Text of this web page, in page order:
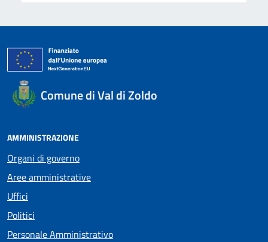
Comune di Val di Zoldo
AMMINISTRAZIONE
Organi di governo
Aree amministrative
Uffici
Politici
Personale Amministrativo